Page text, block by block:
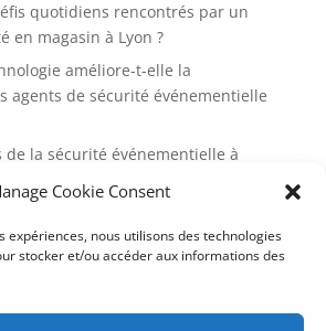
Cookie Consent
expériences, nous utilisons des technologies
stocker et/ou accéder aux informations des
quotidiens rencontrés par un
en magasin à Lyon ?
améliore-t-elle la
agents de sécurité événementielle
de la sécurité événementielle à
les surmonter
pour les festivals à Lyon ?
réglementations en vigueur pour